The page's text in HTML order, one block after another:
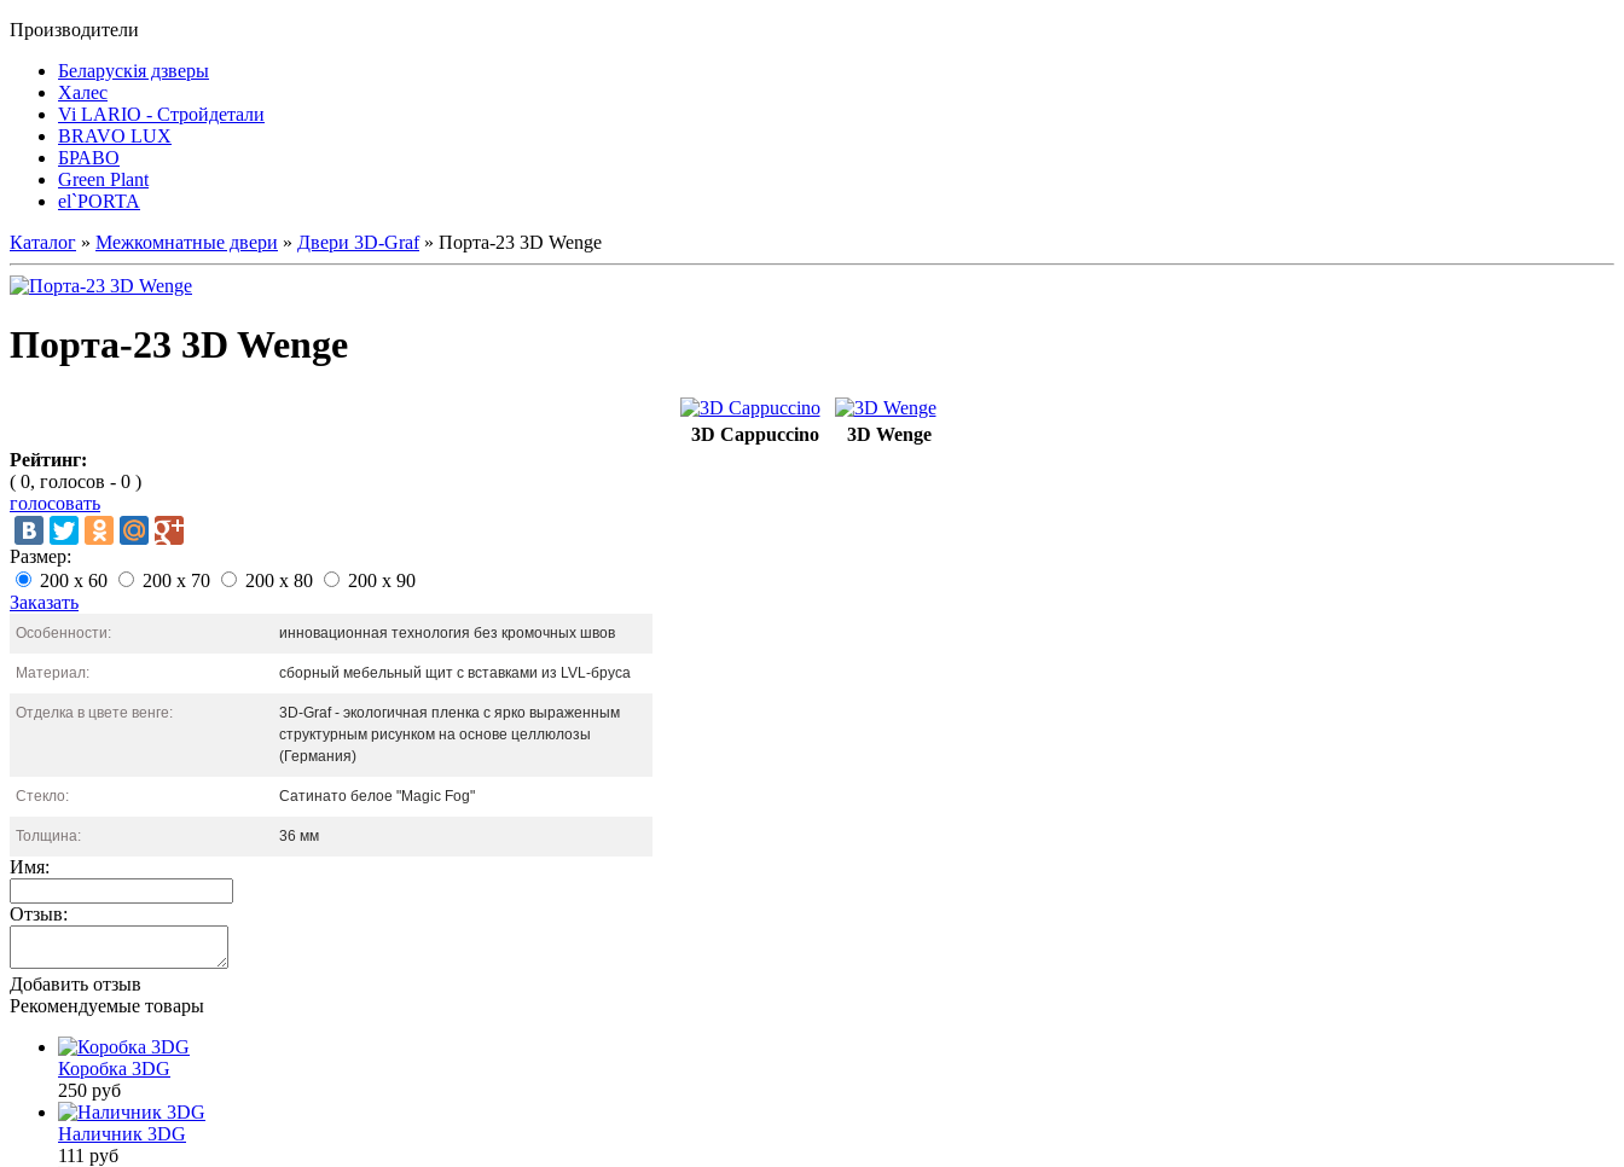
Производители
Беларускія дзверы
Халес
Vi LARIO - Стройдетали
BRAVO LUX
БРАВО
Green Plant
el`PORTA
Каталог » Межкомнатные двери » Двери 3D-Graf» Порта-23 3D Wenge
Порта-23 3D Wenge
3D Cappuccino
3D Wenge
Рейтинг:
( 0, голосов - 0 )
голосовать
Размер:
200 x 60
200 x 70 200 x 80
200 x 90
Заказать
Особенности: инновационная технология без кромочных швов
Материал: сборный мебельный щит с вставками из LVL-бруса
Отделка в цвете венге:
3D-Graf - экологичная пленка с ярко выраженным
структурным рисунком на основе целлюлозы
(Германия)
Стекло: Сатинато белое "Magic Fog"
Толщина: 36 мм
Имя:
Отзыв:
Добавить отзыв
Рекомендуемые товары
Коробка 3DG
250 руб
Наличник 3DG
111 руб